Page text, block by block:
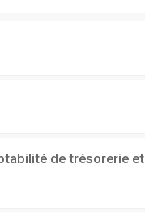
de trésorerie et